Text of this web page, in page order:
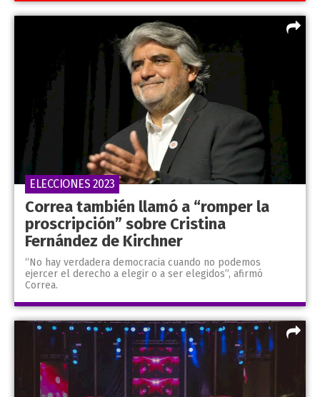
Correa también llamó a “romper la
proscripción” sobre Cristina
Fernández de Kirchner
“No hay verdadera democracia cuando no podemos
ejercer el derecho a elegir o a ser elegidos”, afirmó
Correa.
ELECCIONES 2023